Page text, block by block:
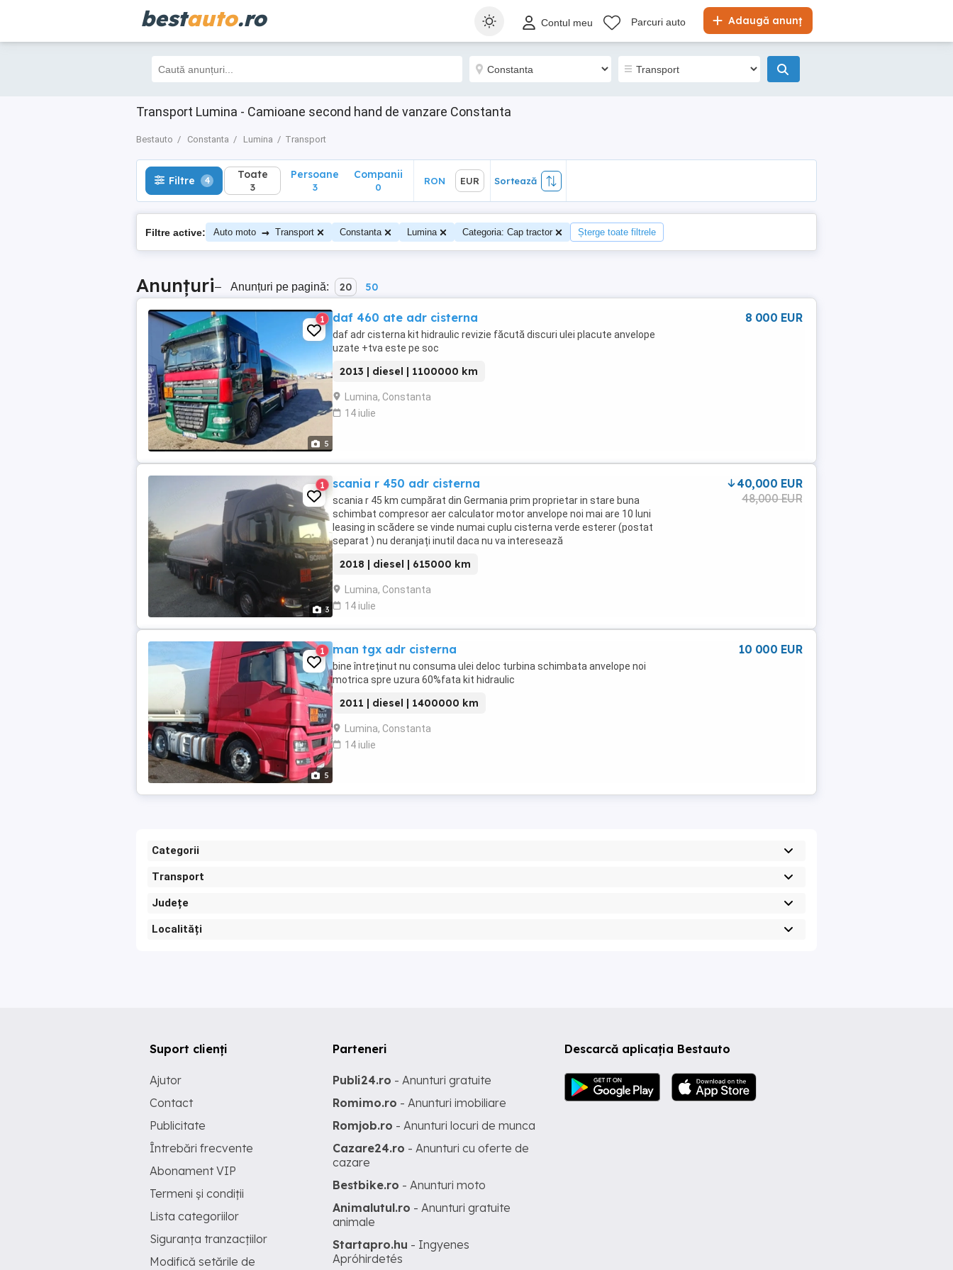
bestauto.ro Adaugă anunț
Contul meu Parcuri auto
Transport Lumina - Camioane second hand de vanzare Constanta
Bestauto Constanta Lumina Transport
Filtre 4 Toate
3
Sortează
Filtre 4 Toate
3
Persoane
3
Companii
0
RON EUR Sortează
Filtre active: Auto moto → Transport Constanta Lumina Categoria: Cap tractor Șterge toate filtrele
Anunțuri– Anunțuri pe pagină: 20 50
5
1 daf 460 ate adr cisterna
daf adr cisterna kit hidraulic revizie făcută discuri ulei placute anvelope
uzate +tva este pe soc
2013 | diesel | 1100000 km
Lumina, Constanta
14 iulie
8 000 EUR
3
1 scania r 450 adr cisterna
scania r 45 km cumpărat din Germania prim proprietar in stare buna
schimbat compresor aer calculator motor anvelope noi mai are 10 luni
leasing in scădere se vinde numai cuplu cisterna verde esterer (postat
separat ) nu deranjați inutil daca nu va interesează
2018 | diesel | 615000 km
Lumina, Constanta
14 iulie
40,000 EUR
48,000 EUR
5
1 man tgx adr cisterna
bine întreținut nu consuma ulei deloc turbina schimbata anvelope noi
motrica spre uzura 60%fata kit hidraulic
2011 | diesel | 1400000 km
Lumina, Constanta
14 iulie
10 000 EUR
Categorii
Transport
Județe
Localități
Descarcă aplicația Bestauto
Suport clienți
Ajutor
Contact
Publicitate
Întrebări frecvente
Abonament VIP
Termeni și condiții
Lista categoriilor
Siguranța tranzacțiilor
Modifică setările de
Parteneri
Publi24.ro - Anunturi gratuite
Romimo.ro - Anunturi imobiliare
Romjob.ro - Anunturi locuri de munca
Cazare24.ro - Anunturi cu oferte de
cazare
Bestbike.ro - Anunturi moto
Animalutul.ro - Anunturi gratuite
animale
Startapro.hu - Ingyenes
Apróhirdetés